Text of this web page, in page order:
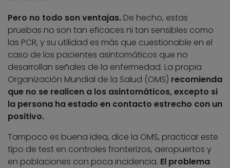
Pero no todo son ventajas. De hecho, estas
pruebas no son tan eficaces ni tan sensibles como
las PCR, y su utilidad es más que cuestionable en el
caso de los pacientes asintomáticos que no
desarrollan señales de la enfermedad. La propia
Organización Mundial de la Salud (OMS) recomienda
que no se realicen a los asintomáticos, excepto si
la persona ha estado en contacto estrecho con un
positivo.
Tampoco es buena idea, dice la OMS, practicar este
tipo de test en controles fronterizos, aeropuertos y
en poblaciones con poca incidencia. El problema